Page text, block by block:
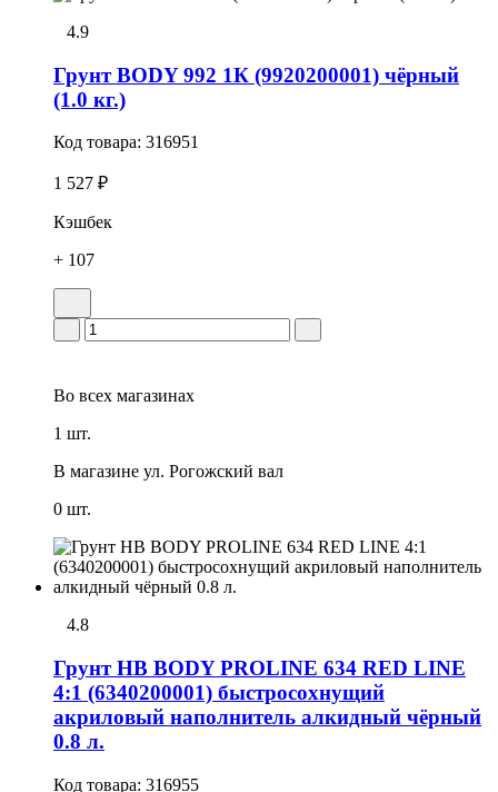
4.9
Грунт BODY 992 1К (9920200001) чёрный
(1.0 кг.)
Код товара: 316951
1 527 ₽
Кэшбек
+ 107
Во всех магазинах
1 шт.
В магазине ул. Рогожский вал
0 шт.
4.8
Грунт HB BODY PROLINE 634 RED LINE
4:1 (6340200001) быстросохнущий
акриловый наполнитель алкидный чёрный
0.8 л.
Код товара: 316955